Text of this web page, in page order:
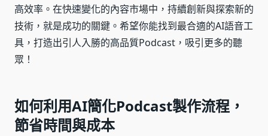
高效率。在快速變化的內容市場中，持續創新與探索新的
技術，就是成功的關鍵。希望你能找到最合適的AI語音工
具，打造出引人入勝的高品質Podcast，吸引更多的聽
眾！
如何利用AI簡化Podcast製作流程，
節省時間與成本